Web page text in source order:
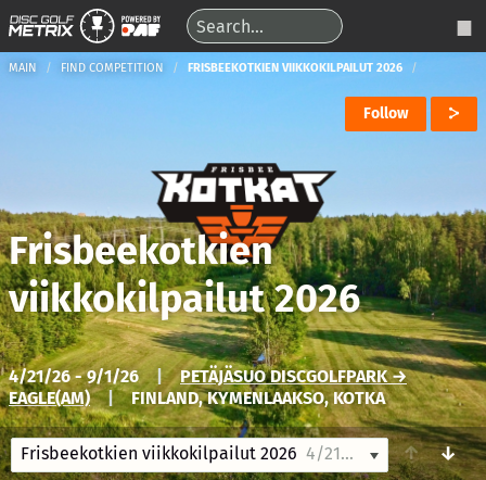
MAIN FIND COMPETITION FRISBEEKOTKIEN VIIKKOKILPAILUT 2026
Follow
Frisbeekotkien
viikkokilpailut 2026
4/21/26 - 9/1/26 |
PETÄJÄSUO DISCGOLFPARK →
EAGLE(AM)
| FINLAND, KYMENLAAKSO, KOTKA
Frisbeekotkien viikkokilpailut 2026 4/21/26-9/1/26 ↑ ↓